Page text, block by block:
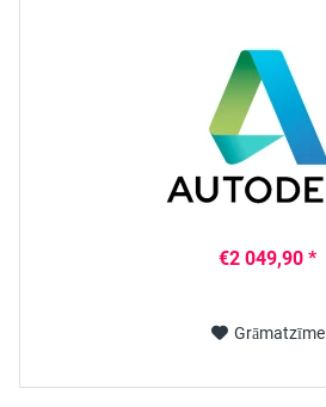
€2 049,90 *
Grāmatzīme